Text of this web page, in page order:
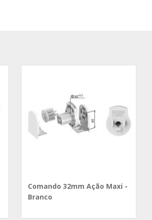
Comando 32mm Ação Maxi -
Branco